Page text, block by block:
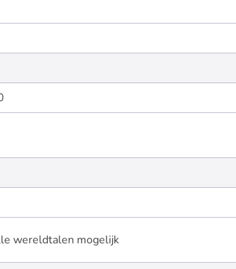
wereldtalen mogelijk